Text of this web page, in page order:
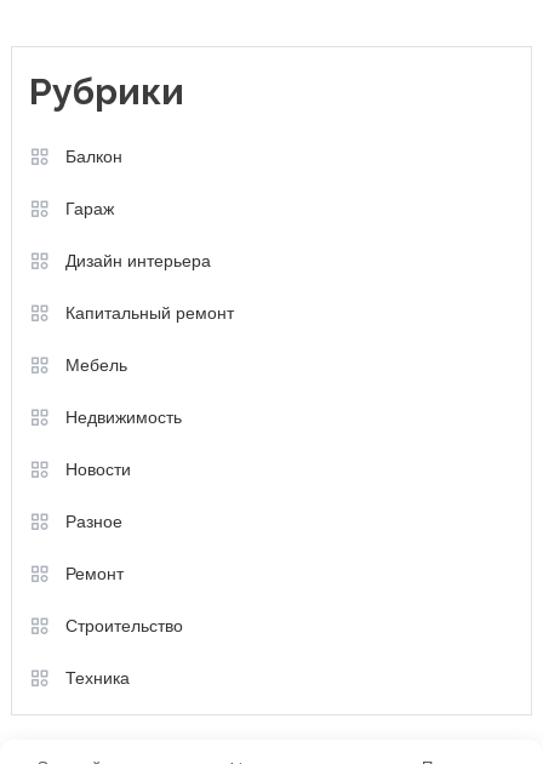
Рубрики
Балкон
Гараж
Дизайн интерьера
Капитальный ремонт
Мебель
Недвижимость
Новости
Разное
Ремонт
Строительство
Техника